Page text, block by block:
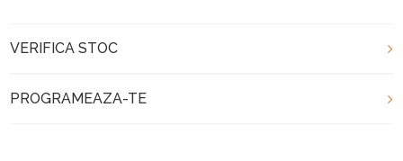
VERIFICA STOC
PROGRAMEAZA-TE